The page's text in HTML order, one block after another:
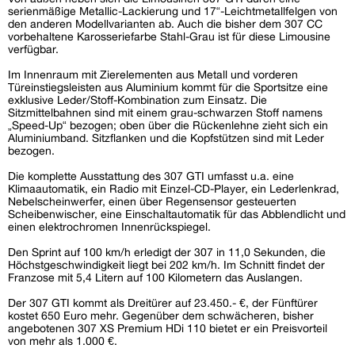
serienmäßige Metallic-Lackierung und 17“-Leichtmetallfelgen von
den anderen Modellvarianten ab. Auch die bisher dem 307 CC
vorbehaltene Karosseriefarbe Stahl-Grau ist für diese Limousine
verfügbar.
Im Innenraum mit Zierelementen aus Metall und vorderen
Türeinstiegsleisten aus Aluminium kommt für die Sportsitze eine
exklusive Leder/Stoff-Kombination zum Einsatz. Die
Sitzmittelbahnen sind mit einem grau-schwarzen Stoff namens
„Speed-Up“ bezogen; oben über die Rückenlehne zieht sich ein
Aluminiumband. Sitzflanken und die Kopfstützen sind mit Leder
bezogen.
Die komplette Ausstattung des 307 GTI umfasst u.a. eine
Klimaautomatik, ein Radio mit Einzel-CD-Player, ein Lederlenkrad,
Nebelscheinwerfer, einen über Regensensor gesteuerten
Scheibenwischer, eine Einschaltautomatik für das Abblendlicht und
einen elektrochromen Innenrückspiegel.
Den Sprint auf 100 km/h erledigt der 307 in 11,0 Sekunden, die
Höchstgeschwindigkeit liegt bei 202 km/h. Im Schnitt findet der
Franzose mit 5,4 Litern auf 100 Kilometern das Auslangen.
Der 307 GTI kommt als Dreitürer auf 23.450.- €, der Fünftürer
kostet 650 Euro mehr. Gegenüber dem schwächeren, bisher
angebotenen 307 XS Premium HDi 110 bietet er ein Preisvorteil
von mehr als 1.000 €.